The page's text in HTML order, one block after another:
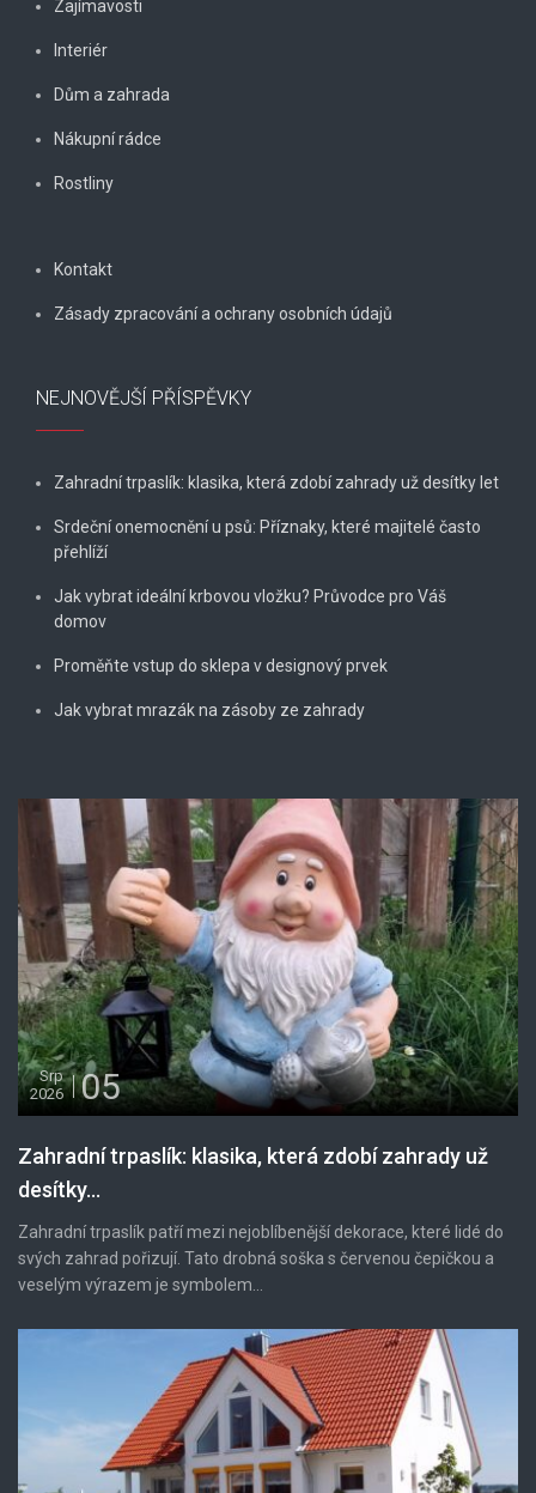
Zajímavosti
Interiér
Dům a zahrada
Nákupní rádce
Rostliny
Kontakt
Zásady zpracování a ochrany osobních údajů
NEJNOVĚJŠÍ PŘÍSPĚVKY
Zahradní trpaslík: klasika, která zdobí zahrady už desítky let
Srdeční onemocnění u psů: Příznaky, které majitelé často
přehlíží
Jak vybrat ideální krbovou vložku? Průvodce pro Váš
domov
Proměňte vstup do sklepa v designový prvek
Jak vybrat mrazák na zásoby ze zahrady
Srp
2026
05
Zahradní trpaslík: klasika, která zdobí zahrady už
desítky...
Zahradní trpaslík patří mezi nejoblíbenější dekorace, které lidé do
svých zahrad pořizují. Tato drobná soška s červenou čepičkou a
veselým výrazem je symbolem...